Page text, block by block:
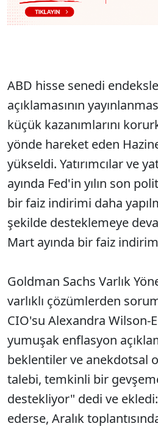
ABD hisse senedi
açıklamasının
küçük kazanımlarını
yönde hareket eden
yükseldi. Yatırımcılar ve
ayında Fed'in yılın son
bir faiz indirimi daha
şekilde desteklemeye
Mart ayında bir faiz
Goldman Sachs Varlık
varlıklı çözümlerden
CIO'su Alexandra Wilson-
yumuşak enflasyon
beklentiler ve anekdotsal
talebi, temkinli bir
destekliyor" dedi ve
ederse, Aralık